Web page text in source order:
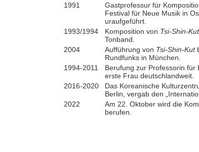
1991
Gastprofessur für
Festival für Neue Musik in
uraufgeführt.
1993/1994
Komposition von Tsi-Shin-
Tonband.
2004
Aufführung von Tsi-Shin-Kut
Rundfunks in München.
1994-2011
Berufung zur Professorin für
erste Frau deutschlandweit.
2016-2020
Das Koreanische
Berlin, vergab den
2022
Am 22. Oktober wird die
berufen.